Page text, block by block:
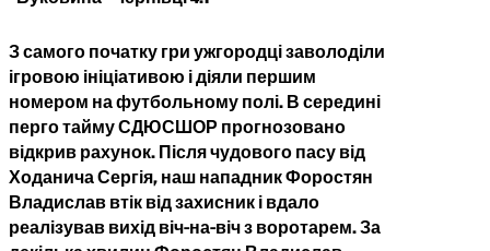
З самого початку гри ужгородці заволоділи
ігровою ініціативою і діяли першим
номером на футбольному полі. В середині
перго тайму СДЮСШОР прогнозовано
відкрив рахунок. Після чудового пасу від
Ходанича Сергія, наш нападник Форостян
Владислав втік від захисник і вдало
реалізував вихід віч-на-віч з воротарем. За